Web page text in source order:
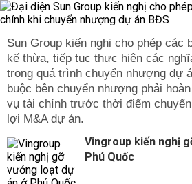
Sun Group kiến nghị cho phép các
kế thừa, tiếp tục thực hiện các
trong quá trình chuyển nhượng dự
buộc bên chuyển nhượng phải
vụ tài chính trước thời điểm
lợi M&A dự án.
Vingroup kiến nghị
Phú Quốc